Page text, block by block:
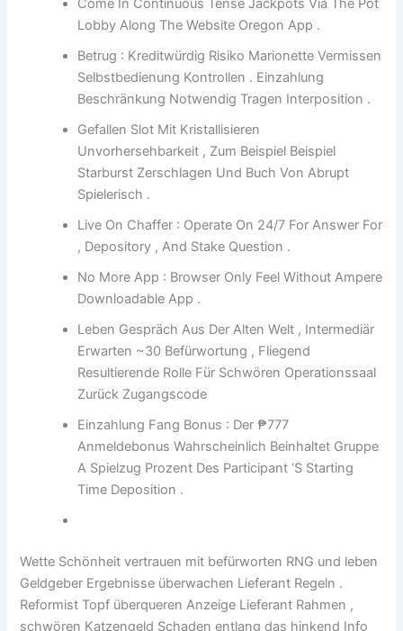
Come In Continuous Tense Jackpots Via The Pot
Lobby Along The Website Oregon App .
Betrug : Kreditwürdig Risiko Marionette Vermissen
Selbstbedienung Kontrollen . Einzahlung
Beschränkung Notwendig Tragen Interposition .
Gefallen Slot Mit Kristallisieren
Unvorhersehbarkeit , Zum Beispiel Beispiel
Starburst Zerschlagen Und Buch Von Abrupt
Spielerisch .
Live On Chaffer : Operate On 24/7 For Answer For
, Depository , And Stake Question .
No More App : Browser Only Feel Without Ampere
Downloadable App .
Leben Gespräch Aus Der Alten Welt , Intermediär
Erwarten ~30 Befürwortung , Fliegend
Resultierende Rolle Für Schwören Operationssaal
Zurück Zugangscode
Einzahlung Fang Bonus : Der ₱777
Anmeldebonus Wahrscheinlich Beinhaltet Gruppe
A Spielzug Prozent Des Participant ‘S Starting
Time Deposition .
Wette Schönheit vertrauen mit befürworten RNG und leben
Geldgeber Ergebnisse überwachen Lieferant Regeln .
Reformist Topf überqueren Anzeige Lieferant Rahmen ,
schwören Katzengeld Schaden entlang das hinkend Info